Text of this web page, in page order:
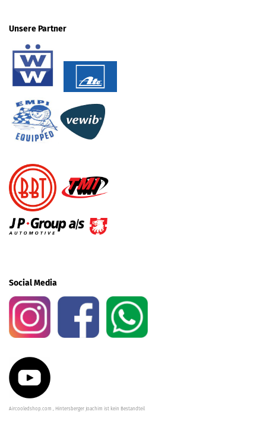
Unsere Partner
Social Media
Aircooledshop.com , Hintersberger Joachim ist kein Bestandteil